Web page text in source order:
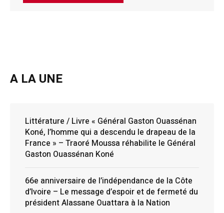
A LA UNE
Littérature / Livre « Général Gaston Ouassénan
Koné, l’homme qui a descendu le drapeau de la
France » – Traoré Moussa réhabilite le Général
Gaston Ouassénan Koné
66e anniversaire de l’indépendance de la Côte
d’Ivoire – Le message d’espoir et de fermeté du
président Alassane Ouattara à la Nation